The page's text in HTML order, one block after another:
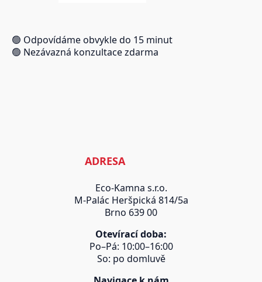
🟢 Odpovídáme obvykle do 15 minut
🟢 Nezávazná konzultace zdarma
ADRESA
Eco-Kamna s.r.o.
M-Palác Heršpická 814/5a
Brno 639 00
Otevírací doba:
Po–Pá: 10:00–16:00
So: po domluvě